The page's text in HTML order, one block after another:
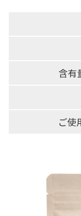
含有
ご使